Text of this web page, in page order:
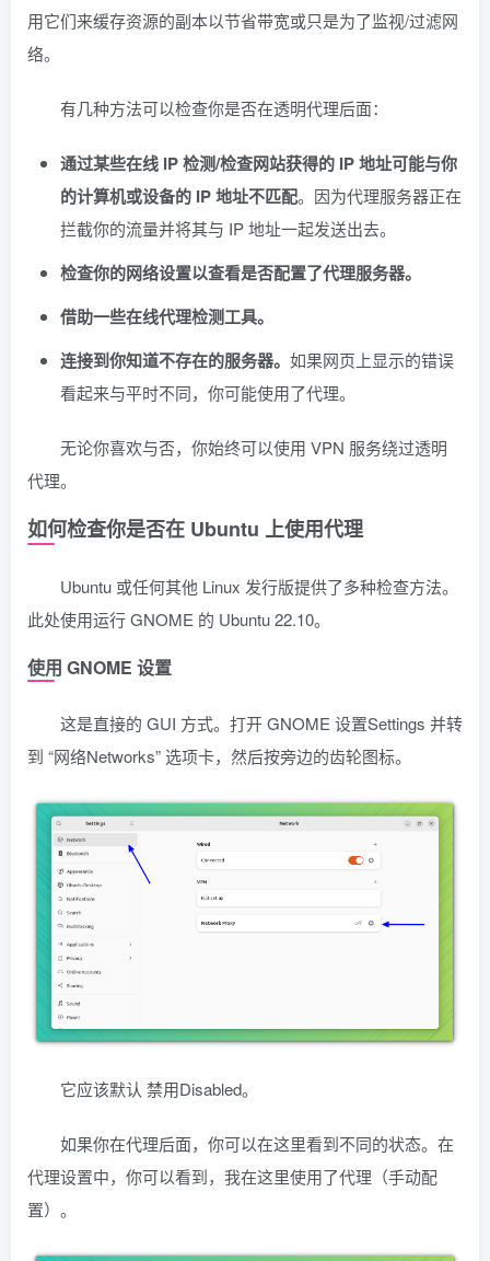
用它们来缓存资源的副本以节省带宽或只是为了监视/过滤网
络。
有几种方法可以检查你是否在透明代理后面：
通过某些在线 IP 检测/检查网站获得的 IP 地址可能与你
的计算机或设备的 IP 地址不匹配。因为代理服务器正在
拦截你的流量并将其与 IP 地址一起发送出去。
检查你的网络设置以查看是否配置了代理服务器。
借助一些在线代理检测工具。
连接到你知道不存在的服务器。 如果网页上显示的错误
看起来与平时不同，你可能使用了代理。
无论你喜欢与否，你始终可以使用 VPN 服务绕过透明
代理。
如何检查你是否在 Ubuntu 上使用代理
Ubuntu 或任何其他 Linux 发行版提供了多种检查方法。
此处使用运行 GNOME 的 Ubuntu 22.10。
使用 GNOME 设置
这是直接的 GUI 方式。打开 GNOME 设置Settings 并转
到 “网络Networks” 选项卡，然后按旁边的齿轮图标。
它应该默认 禁用Disabled。
如果你在代理后面，你可以在这里看到不同的状态。在
代理设置中，你可以看到，我在这里使用了代理（手动配
置）。